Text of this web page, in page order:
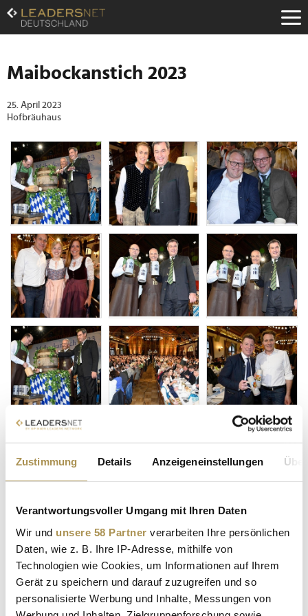
Zustimmung Details Anzeigeneinstellungen
Verantwortungsvoller Umgang mit Ihren Daten
Wir und unsere 58 Partner verarbeiten Ihre persönlichen
Daten, wie z. B. Ihre IP-Adresse, mithilfe von
Technologien wie Cookies, um Informationen auf Ihrem
Gerät zu speichern und darauf zuzugreifen und so
personalisierte Werbung und Inhalte, Messungen von
Zum
Inhalt
Zur
Navigation
ZurMaibockanstich 2023
25. April 2023
Hofbräuhaus